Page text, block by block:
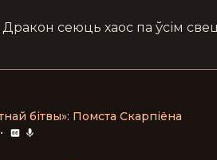
сеюць хаос па ўсім
бітвы»: Помста Скарпіёна
•